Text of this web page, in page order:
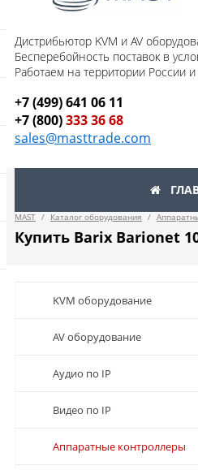
Дистрибьютор KVM и AV
Бесперебойность поставок в
Работаем на территории России
+7 (499) 641 06 11
+7 (800)333 36 68
sales@masttrade.com
MAST / Каталог оборудования /
Купить Barix Barionet
KVM оборудование
AV оборудование
Аудио по IP
Видео по IP
Аппаратные контроллеры